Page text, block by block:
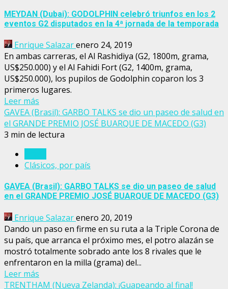
MEYDAN (Dubai): GODOLPHIN celebró triunfos en los 2
eventos G2 disputados en la 4ª jornada de la temporada
Enrique Salazarenero 24, 2019
En ambas carreras, el Al Rashidiya (G2, 1800m, grama,
US$250.000) y el Al Fahidi Fort (G2, 1400m, grama,
US$250.000), los pupilos de Godolphin coparon los 3
primeros lugares.
Leer más
GAVEA (Brasil): GARBO TALKS se dio un paseo de salud en
el GRANDE PREMIO JOSÉ BUARQUE DE MACEDO (G3)
3 min de lectura
Clásicos, por país
GAVEA (Brasil): GARBO TALKS se dio un paseo de salud
en el GRANDE PREMIO JOSÉ BUARQUE DE MACEDO (G3)
Enrique Salazarenero 20, 2019
Dando un paso en firme en su ruta a la Triple Corona de
su país, que arranca el próximo mes, el potro alazán se
mostró totalmente sobrado ante los 8 rivales que le
enfrentaron en la milla (grama) del...
Leer más
TRENTHAM (Nueva Zelanda): ¡Guapeando al final!